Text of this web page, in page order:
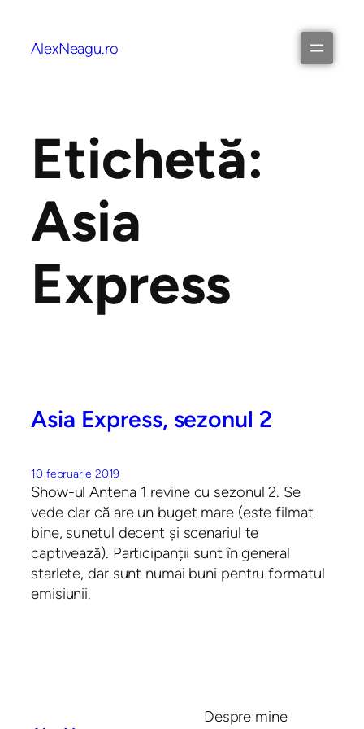
AlexNeagu.ro
Etichetă:
Asia
Express
Asia Express, sezonul 2
10 februarie 2019
Show-ul Antena 1 revine cu sezonul 2. Se
vede clar că are un buget mare (este filmat
bine, sunetul decent și scenariul te
captivează). Participanții sunt în general
starlete, dar sunt numai buni pentru formatul
emisiunii.
Despre mine